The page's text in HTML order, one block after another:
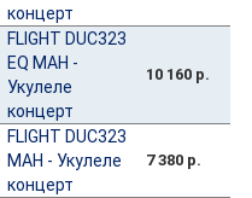
концерт
FLIGHT DUC323
EQ MAH -
Укулеле
концерт
10 160 р.
FLIGHT DUC323
MAH - Укулеле
концерт
7 380 р.